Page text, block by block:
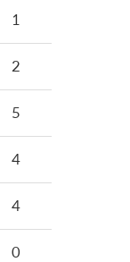
1
2
5
4
4
0